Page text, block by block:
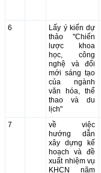
6
Lấy ý kiến dự
thảo "Chiến
lược khoa
học, công
nghệ và đổi
mới sáng tạo
của ngành
văn hóa, thể
thao và du
lịch"
7
về việc
hướng dẫn
xây dựng kế
hoạch và đề
xuất nhiệm vụ
KHCN năm